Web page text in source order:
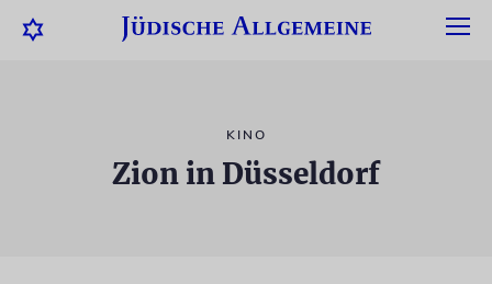
KINO
Zion in Düsseldorf